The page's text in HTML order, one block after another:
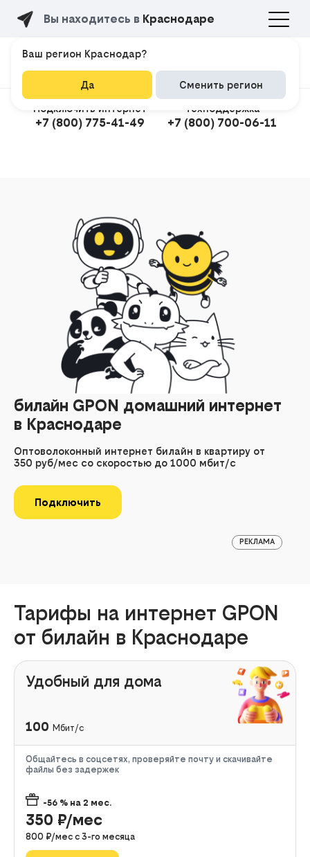
Вы находитесь в Краснодаре
Подключить интернет
+7 (800) 775-41-49
Техподдержка
+7 (800) 700-06-11
билайн GPON домашний интернет
в Краснодаре
Оптоволоконный интернет билайн в квартиру от
350 руб/мес со скоростью до 1000 мбит/с
Подключить
РЕКЛАМА
Тарифы на интернет GPON
от билайн в Краснодаре
Удобный для дома
100 Мбит/с
Общайтесь в соцсетях, проверяйте почту и скачивайте
файлы без задержек
-56 % на 2 мес.
350 ₽/мес
800 ₽/мес с 3-го месяца
Ваш регион Краснодар?
Да Сменить регион